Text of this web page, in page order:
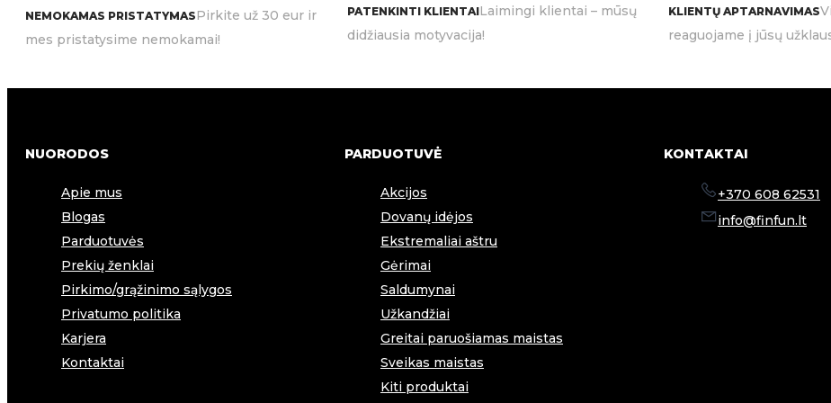
NEMOKAMAS PRISTATYMASPirkite už 30 eur ir
mes pristatysime nemokamai!
PATENKINTI KLIENTAILaimingi klientai – mūsų
didžiausia motyvacija!
KLIENTŲ APTARNAVIMAS
reaguojame į jūsų
NUORODOS
Apie mus
Blogas
Parduotuvės
Prekių ženklai
Pirkimo/grąžinimo sąlygos
Privatumo politika
Karjera
Kontaktai
PARDUOTUVĖ
Akcijos
Dovanų idėjos
Ekstremaliai aštru
Gėrimai
Saldumynai
Užkandžiai
Greitai paruošiamas maistas
Sveikas maistas
Kiti produktai
KONTAKTAI
+370 608 62531
info@finfun.lt